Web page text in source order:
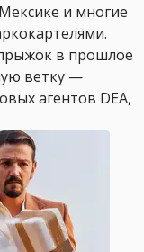
и многие
в прошлое
ветку —
агентов DEA,